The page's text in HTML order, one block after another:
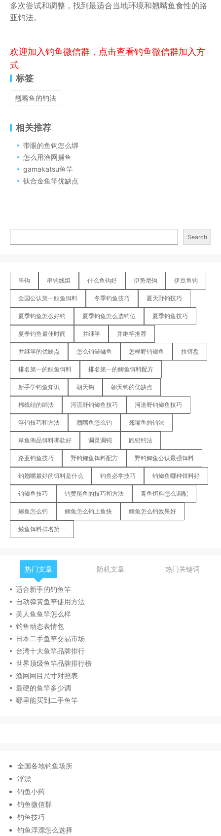
多次尝试和调整，找到最适合当地环境和翘嘴鱼食性的路
亚钓法。
欢迎加入钓鱼微信群，点击查看钓鱼微信群加入方
式
标签
翘嘴鱼的钓法
相关推荐
带眼的鱼钩怎么绑
怎么用渔网捕鱼
gamakatsu鱼竿
钛合金鱼竿优缺点
Search
串钩 串钩线组 什么鱼钩好 伊势尼钩 伊豆鱼钩
全国公认第一鲤鱼饵料 冬季钓鱼技巧 夏天野钓技巧
夏季钓鱼怎么好钓 夏季钓鱼怎么选钓位 夏季钓鱼技巧
夏季钓鱼最佳时间 并继竿 并继竿推荐
并继竿的优缺点 怎么钓鲢鳙鱼 怎样野钓鲫鱼 拉饵盘
排名第一的鲤鱼饵料 排名第一的鲫鱼饵料配方
新手学钓鱼知识 朝天钩 朝天钩的优缺点
棉线结的绑法 河流野钓鲫鱼技巧 河道野钓鲫鱼技巧
浮钓技巧和方法 翘嘴鱼怎么钓 翘嘴鱼的钓法
草鱼商品饵料哪款好 调灵调钝 跑铅钓法
路亚钓鱼技巧 野钓鲤鱼饵料配方 野钓鲫鱼公认最强饵料
钓翘嘴最好的饵料是什么 钓鱼必学技巧 钓鲫鱼哪种饵料好
钓鲫鱼技巧 钓黄尾鱼的技巧和方法 青鱼饵料怎么调配
鲫鱼怎么钓 鲫鱼怎么钓上鱼快 鲫鱼怎么钓效果好
鲮鱼饵料排名第一
热门文章 随机文章 热门关键词
适合新手的钓鱼竿
自动弹簧鱼竿使用方法
美人鱼鱼竿怎么样
钓鱼动态表情包
日本二手鱼竿交易市场
台湾十大鱼竿品牌排行
世界顶级鱼竿品牌排行榜
渔网网目尺寸对照表
最硬的鱼竿多少调
哪里能买到二手鱼竿
全国各地钓鱼场所
浮漂
钓鱼小药
钓鱼微信群
钓鱼技巧
钓鱼浮漂怎么选择